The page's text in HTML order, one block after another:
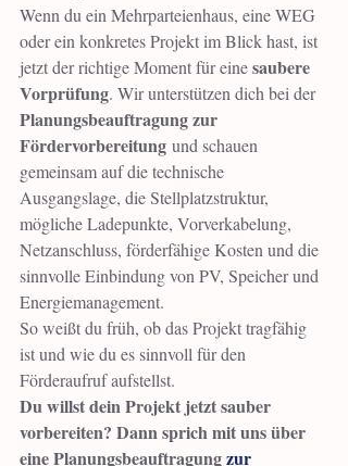
Wenn du ein Mehrparteienhaus, eine WEG
oder ein konkretes Projekt im Blick hast, ist
jetzt der richtige Moment für eine saubere
Vorprüfung. Wir unterstützen dich bei der
Planungsbeauftragung zur
Fördervorbereitung und schauen
gemeinsam auf die technische
Ausgangslage, die Stellplatzstruktur,
mögliche Ladepunkte, Vorverkabelung,
Netzanschluss, förderfähige Kosten und die
sinnvolle Einbindung von PV, Speicher und
Energiemanagement.
So weißt du früh, ob das Projekt tragfähig
ist und wie du es sinnvoll für den
Förderaufruf aufstellst.
Du willst dein Projekt jetzt sauber
vorbereiten? Dann sprich mit uns über
eine Planungsbeauftragung zur